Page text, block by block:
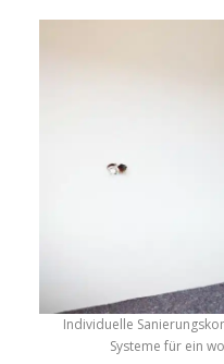
Individuelle
Systeme für ein